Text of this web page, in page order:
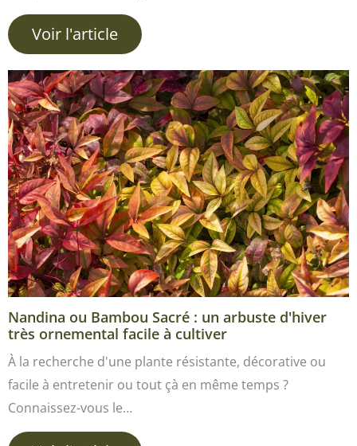
Voir l'article
Nandina ou Bambou Sacré : un arbuste d'hiver
très ornemental facile à cultiver
À la recherche d'une plante résistante, décorative ou
facile à entretenir ou tout çà en même temps ?
Connaissez-vous le…